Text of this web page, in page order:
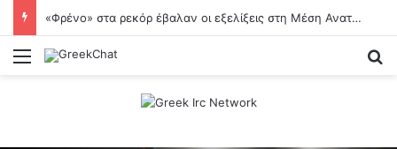
«Φρένο» στα ρεκόρ έβαλαν οι εξελίξεις στη Μέση Ανατολή
Menu